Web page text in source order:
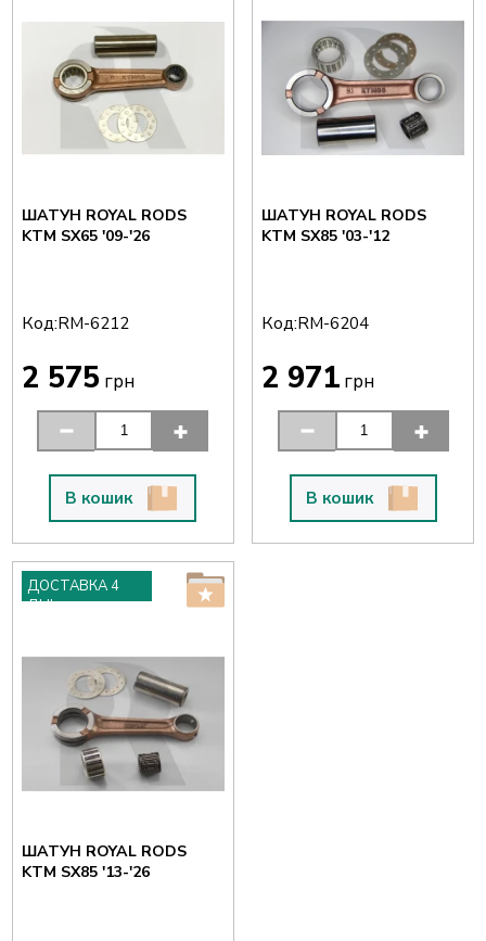
ШАТУН ROYAL RODS
KTM SX65 '09-'26
Код:RM-6212
2 575 грн
В кошик
ШАТУН ROYAL RODS
KTM SX85 '03-'12
Код:RM-6204
2 971 грн
В кошик
ДОСТАВКА 4
ДНІ
ШАТУН ROYAL RODS
KTM SX85 '13-'26